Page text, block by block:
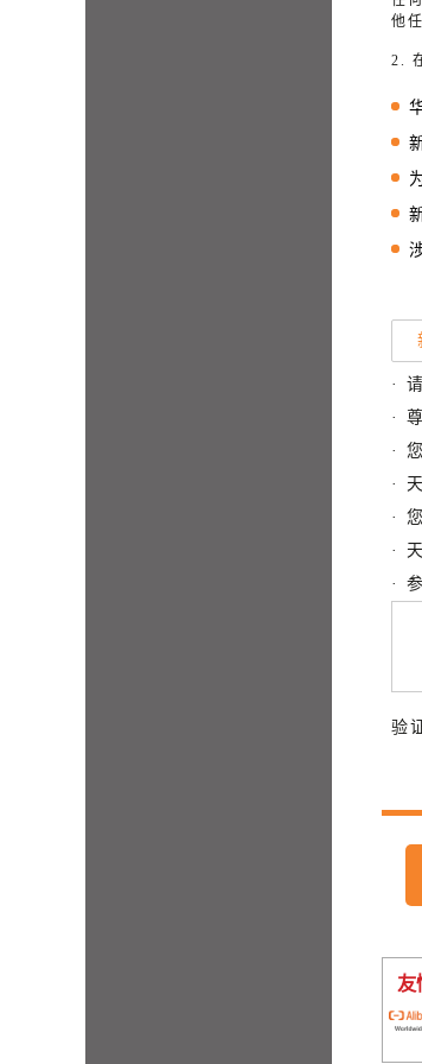
他
2.
·
·
·
·
·
·
·
验
友